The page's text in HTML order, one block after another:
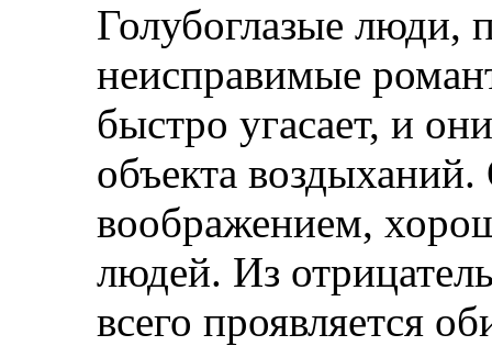
Голубоглазые люди,
неисправимые
быстро угасает, и
объекта
воображением,
людей. Из
всего проявляется